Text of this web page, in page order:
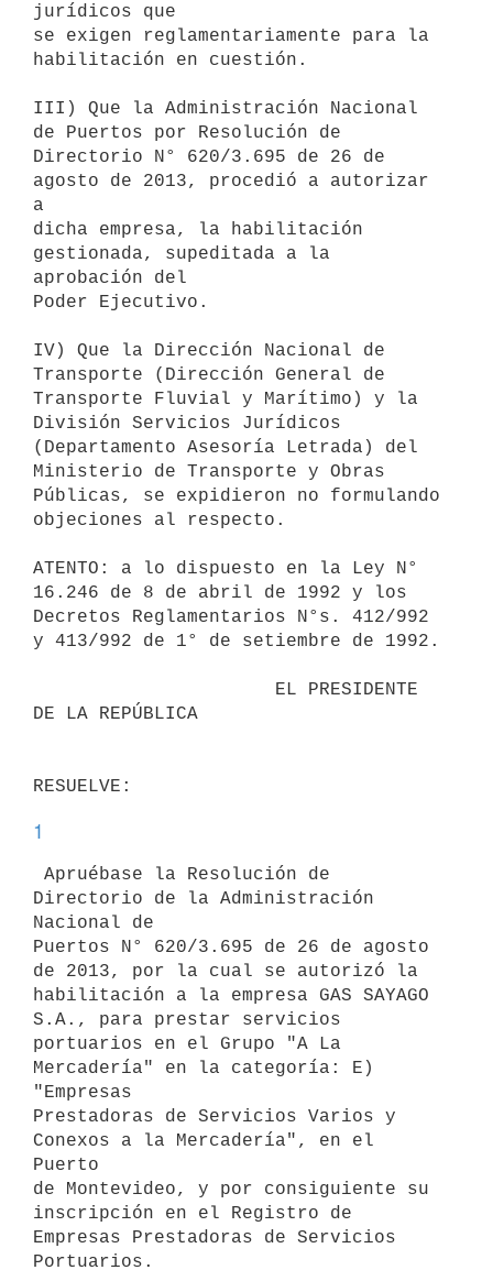
jurídicos que
se exigen reglamentariamente para la
habilitación en cuestión.
III) Que la Administración Nacional
de Puertos por Resolución de
Directorio N° 620/3.695 de 26 de
agosto de 2013, procedió a autorizar
a
dicha empresa, la habilitación
gestionada, supeditada a la
aprobación del
Poder Ejecutivo.
IV) Que la Dirección Nacional de
Transporte (Dirección General de
Transporte Fluvial y Marítimo) y la
División Servicios Jurídicos
(Departamento Asesoría Letrada) del
Ministerio de Transporte y Obras
Públicas, se expidieron no formulando
objeciones al respecto.
ATENTO: a lo dispuesto en la Ley N°
16.246 de 8 de abril de 1992 y los
Decretos Reglamentarios N°s. 412/992
y 413/992 de 1° de setiembre de 1992.
DE LA REPÚBLICA
1
Directorio de la Administración
Nacional de
Puertos N° 620/3.695 de 26 de agosto
de 2013, por la cual se autorizó la
habilitación a la empresa GAS SAYAGO
S.A., para prestar servicios
portuarios en el Grupo "A La
Mercadería" en la categoría: E)
"Empresas
Prestadoras de Servicios Varios y
Conexos a la Mercadería", en el
Puerto
de Montevideo, y por consiguiente su
inscripción en el Registro de
Empresas Prestadoras de Servicios